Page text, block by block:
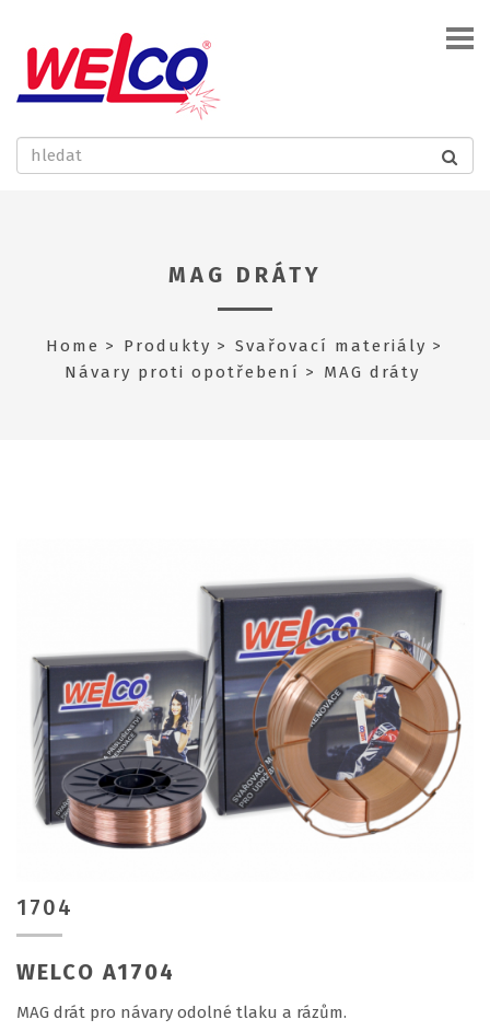
MAG DRÁTY
Home Produkty
Svařovací materiály
Návary proti opotřebení
MAG dráty
1704
WELCO A1704
MAG drát pro návary odolné tlaku a rázům.